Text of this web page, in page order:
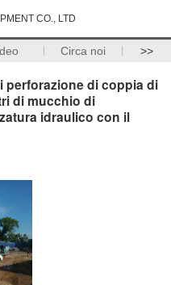
CO., LTD
Circa noi >>
perforazione di coppia di
di mucchio di
idraulico con il